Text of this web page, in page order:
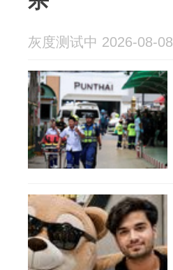
灰度测试中 2026-08-08